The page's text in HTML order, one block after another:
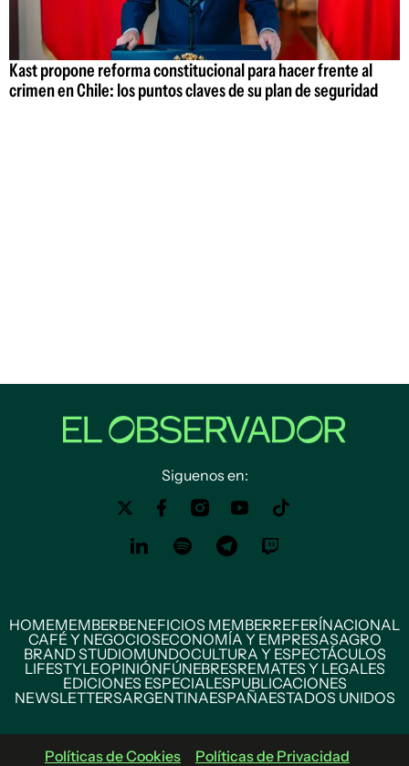
Kast propone reforma constitucional para hacer frente al
crimen en Chile: los puntos claves de su plan de seguridad
Siguenos en:
HOMEMEMBERBENEFICIOS MEMBERREFERÍNACIONAL
CAFÉ Y NEGOCIOSECONOMÍA Y EMPRESASAGRO
BRAND STUDIOMUNDOCULTURA Y ESPECTÁCULOS
LIFESTYLEOPINIÓNFÚNEBRESREMATES Y LEGALES
EDICIONES ESPECIALESPUBLICACIONES
NEWSLETTERSARGENTINAESPAÑAESTADOS UNIDOS
Políticas de Cookies Políticas de Privacidad